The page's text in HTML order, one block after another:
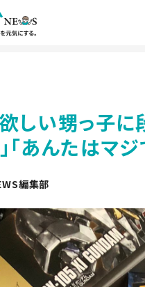
しい甥っ子
「あんたはマ
編集部